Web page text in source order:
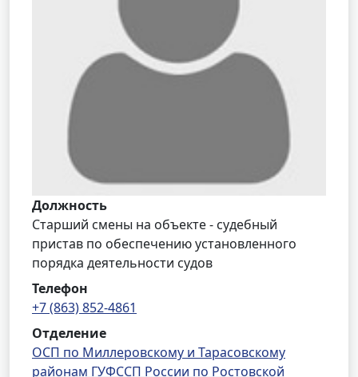
Должность
Старший смены на объекте - судебный
пристав по обеспечению установленного
порядка деятельности судов
Телефон
+7 (863) 852-4861
Отделение
ОСП по Миллеровскому и Тарасовскому
районам ГУФССП России по Ростовской